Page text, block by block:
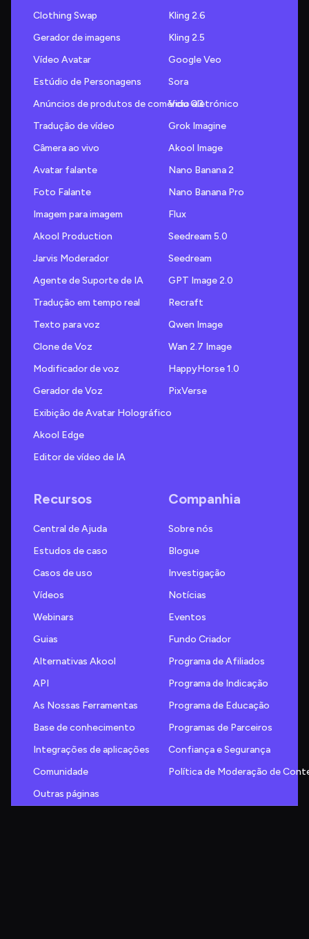
Clothing Swap
Gerador de imagens
Vídeo Avatar
Estúdio de Personagens
Anúncios de produtos de comércio eletrónico
Tradução de vídeo
Câmera ao vivo
Avatar falante
Foto Falante
Imagem para imagem
Akool Production
Jarvis Moderador
Agente de Suporte de IA
Tradução em tempo real
Texto para voz
Clone de Voz
Modificador de voz
Gerador de Voz
Exibição de Avatar Holográfico
Akool Edge
Editor de vídeo de IA
Kling 2.6
Kling 2.5
Google Veo
Sora
Vidu Q3
Grok Imagine
Akool Image
Nano Banana 2
Nano Banana Pro
Flux
Seedream 5.0
Seedream
GPT Image 2.0
Recraft
Qwen Image
Wan 2.7 Image
HappyHorse 1.0
PixVerse
Recursos
Central de Ajuda
Estudos de caso
Casos de uso
Vídeos
Webinars
Guias
Alternativas Akool
API
As Nossas Ferramentas
Base de conhecimento
Integrações de aplicações
Comunidade
Outras páginas
Companhia
Sobre nós
Blogue
Investigação
Notícias
Eventos
Fundo Criador
Programa de Afiliados
Programa de Indicação
Programa de Educação
Programas de Parceiros
Confiança e Segurança
Política de Moderação de